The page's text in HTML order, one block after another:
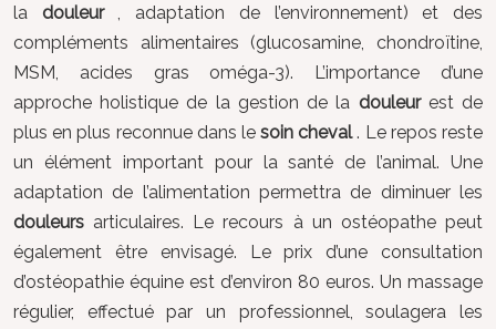
la douleur
, adaptation de l’environnement) et des
compléments alimentaires (glucosamine, chondroïtine,
MSM, acides gras oméga-3). L’importance d’une
approche holistique de la gestion de la douleur est de
plus en plus reconnue dans lesoin cheval. Le repos reste
un élément important pour la santé de l’animal. Une
adaptation de l’alimentation permettra de diminuer les
douleurs articulaires. Le recours à un ostéopathe peut
également être envisagé. Le prix d’une consultation
d’ostéopathie équine est d’environ 80 euros. Un massage
régulier, effectué par un professionnel, soulagera les